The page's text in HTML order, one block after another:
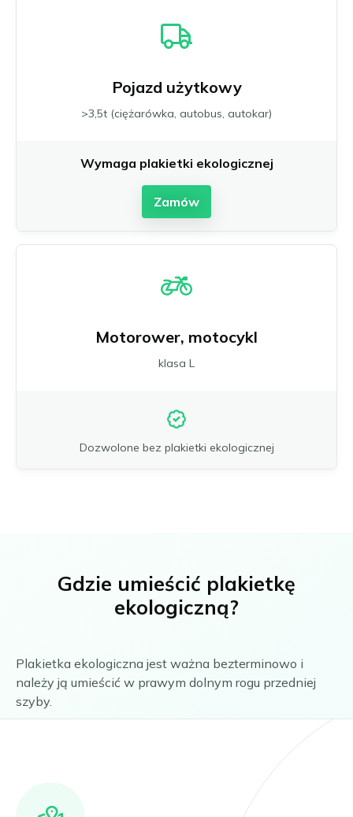
Pojazd użytkowy
>3,5t (ciężarówka, autobus, autokar)
Wymaga plakietki ekologicznej
Zamów
Motorower, motocykl
klasa L
Dozwolone bez plakietki ekologicznej
Gdzie umieścić plakietkę
ekologiczną?
Plakietka ekologiczna jest ważna bezterminowo i
należy ją umieścić w prawym dolnym rogu przedniej
szyby.